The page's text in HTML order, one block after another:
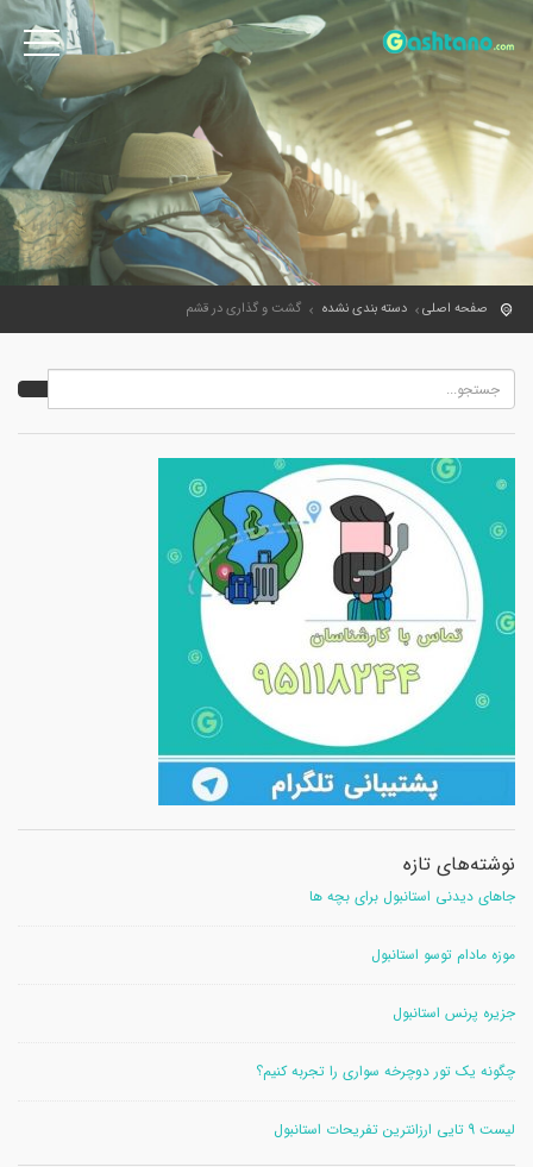
صفحه اصلی دسته بندی نشده گشت و گذاری در قشم
نوشته‌های تازه
جاهای دیدنی استانبول برای بچه ها
موزه مادام توسو استانبول
جزیره پرنس استانبول
چگونه یک تور دوچرخه سواری را تجربه کنیم؟
لیست 9 تایی ارزانترین تفریحات استانبول